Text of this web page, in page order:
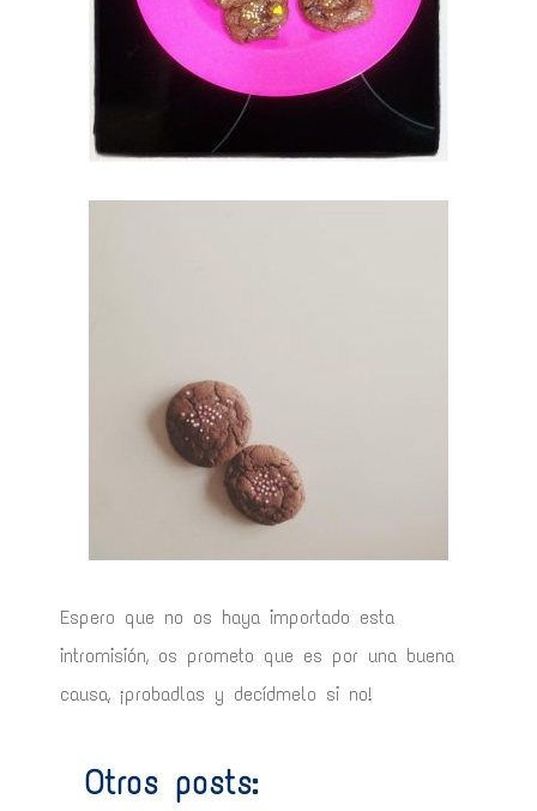
Espero que no os haya importado esta
intromisión, os prometo que es por una buena
causa, ¡probadlas y decídmelo si no!
Otros posts: